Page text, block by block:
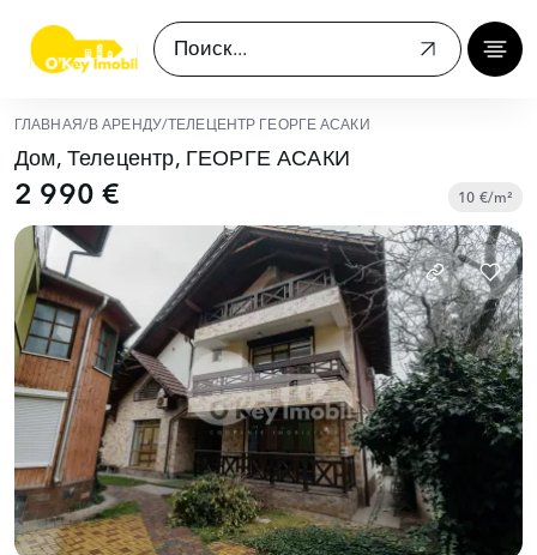
ГЛАВНАЯ/ В АРЕНДУ/ ТЕЛЕЦЕНТР ГЕОРГЕ АСАКИ
Дом, Телецентр, ГЕОРГЕ АСАКИ
2 990 € 10 €/m²